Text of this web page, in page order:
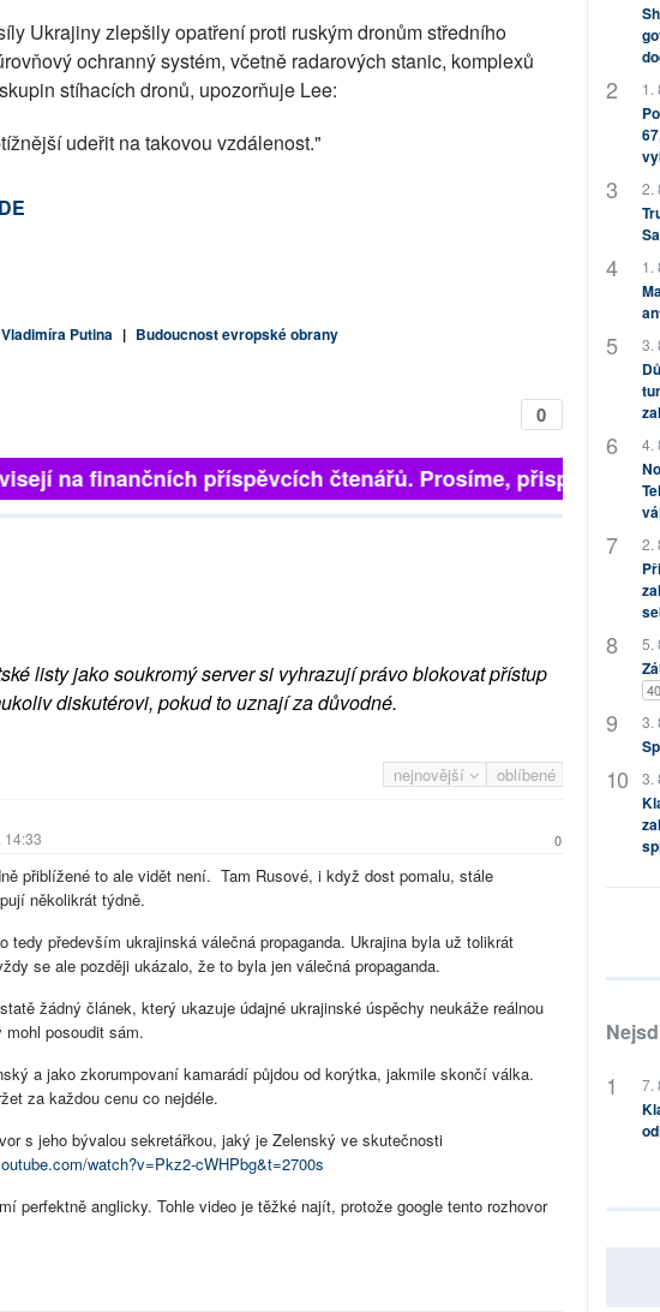
Ukrajiny zlepšily opatření proti ruským dronům středního
ochranný systém, včetně radarových stanic, komplexů
stíhacích dronů, upozorňuje Lee:
udeřit na takovou vzdálenost."
Putina | Budoucnost evropské obrany
0
na finančních příspěvcích čtenářů. Prosíme, přispějte. ➥
listy jako soukromý server si vyhrazují právo blokovat přístup
diskutérovi, pokud to uznají za důvodné.
nejnovější oblíbené
14:33 0
přiblížené to ale vidět není. Tam Rusové, i když dost pomalu, stále
několikrát týdně.
tedy především ukrajinská válečná propaganda. Ukrajina byla už tolikrát
se ale později ukázalo, že to byla jen válečná propaganda.
žádný článek, který ukazuje údajné ukrajinské úspěchy neukáže reálnou
posoudit sám.
a jako zkorumpovaní kamarádí půjdou od korýtka, jakmile skončí válka.
za každou cenu co nejdéle.
s jeho bývalou sekretářkou, jaký je Zelenský ve skutečnosti
watch?v=Pkz2-cWHPbg&t=2700s
perfektně anglicky. Tohle video je těžké najít, protože google tento rozhovor
1.
2.
1.
3.
4.
2.
5.
3.
3.
7.